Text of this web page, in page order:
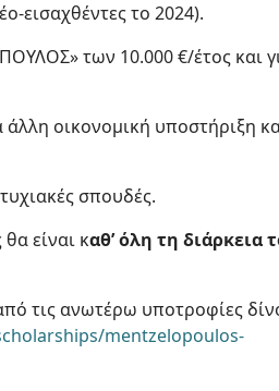
εισαχθέντες το 2024).
των 10.000 €/έτος και
οικονομική υποστήριξη
σπουδές.
είναι καθ’ όλη τη διάρκεια
τις ανωτέρω υποτροφίες
mentzelopoulos-